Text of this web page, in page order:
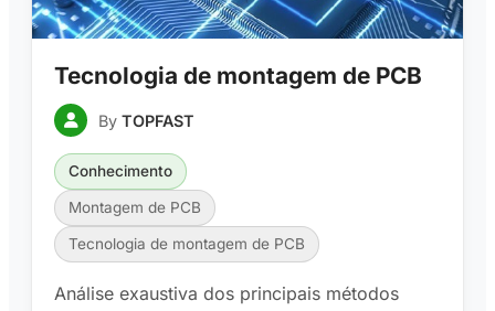
Tecnologia de montagem de PCB
By TOPFAST
Conhecimento
Montagem de PCB
Tecnologia de montagem de PCB
Análise exaustiva dos principais métodos